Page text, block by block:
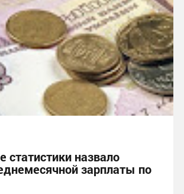
статистики назвало
зарплаты по